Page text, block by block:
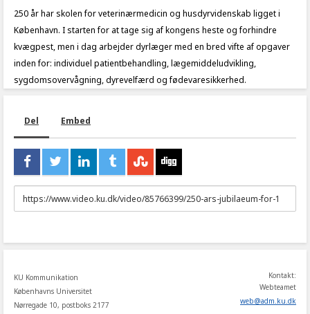
250 år har skolen for veterinærmedicin og husdyrvidenskab ligget i
København. I starten for at tage sig af kongens heste og forhindre
kvægpest, men i dag arbejder dyrlæger med en bred vifte af opgaver
inden for: individuel patientbehandling, lægemiddeludvikling,
sygdomsovervågning, dyrevelfærd og fødevaresikkerhed.
Del Embed
URL
to
KU Kommunikation
Københavns Universitet
Nørregade 10, postboks 2177
Kontakt:
Webteamet
web@adm.ku.dk